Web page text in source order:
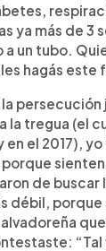
ya más de 3
un tubo.
hagás este
persecución
la tregua (el
en el 2017),
porque
de
débil,
“Tal